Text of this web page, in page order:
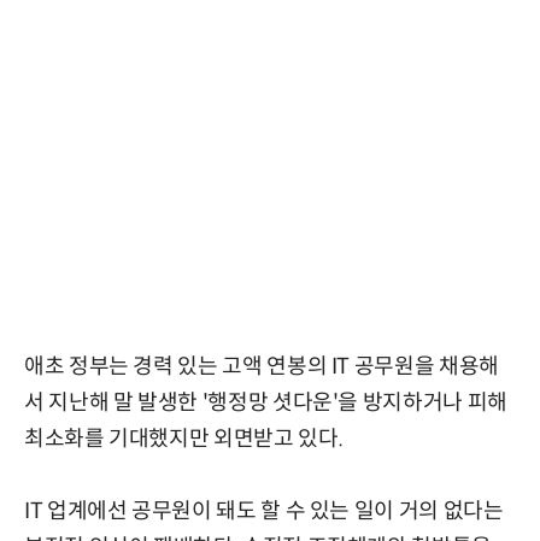
애초 정부는 경력 있는 고액 연봉의 IT 공무원을 채용해
서 지난해 말 발생한 '행정망 셧다운'을 방지하거나 피해
최소화를 기대했지만 외면받고 있다.
IT 업계에선 공무원이 돼도 할 수 있는 일이 거의 없다는